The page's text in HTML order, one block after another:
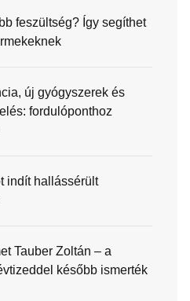
feszültség? Így segíthet
új gyógyszerek és
fordulóponthoz
indít hallássérült
Tauber Zoltán – a
később ismerték